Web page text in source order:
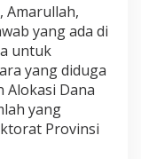
Amarullah,
yang ada di
untuk
yang diduga
Alokasi Dana
yang
Provinsi